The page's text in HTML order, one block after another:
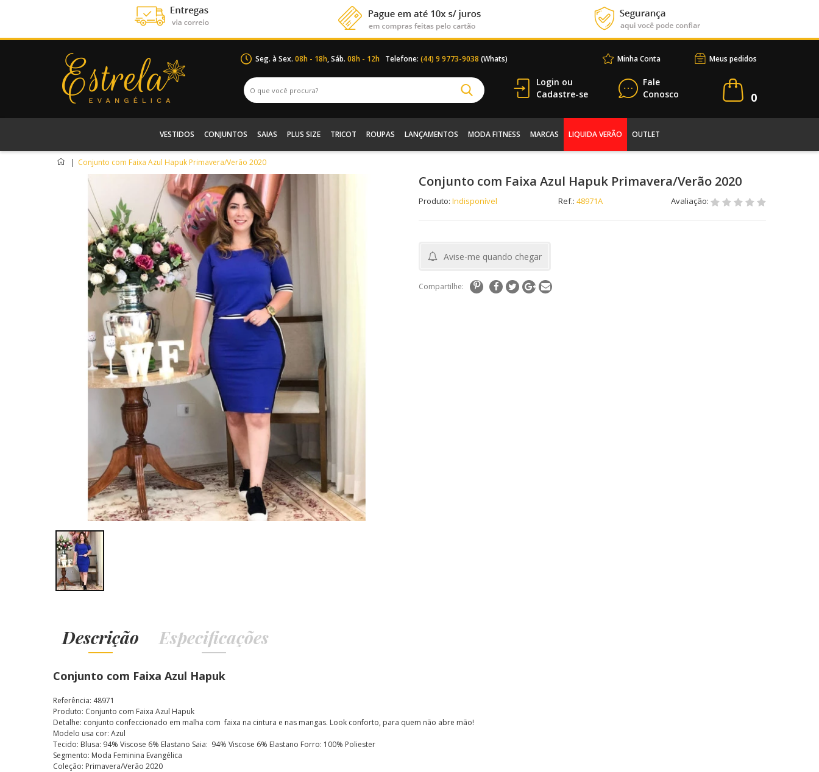
Seg. à Sex. 08h - 18h, Sáb. 08h - 12h Telefone: (44) 9 9773-9038 (Whats) Meus pedidos
Minha Conta
Login ou
Cadastre-se
Fale
Conosco
0
VESTIDOS CONJUNTOS SAIAS PLUS SIZE TRICOT ROUPAS LANÇAMENTOS MODA FITNESS MARCAS LIQUIDA VERÃO OUTLET
| Conjunto com Faixa Azul Hapuk Primavera/Verão 2020
Conjunto com Faixa Azul Hapuk Primavera/Verão 2020
Produto: Indisponível Ref.: 48971A Avaliação:
Avise-me quando chegar
Compartilhe:
Descrição
Conjunto com Faixa Azul Hapuk
Referência: 48971
Produto: Conjunto com Faixa Azul Hapuk
Detalhe: conjunto confeccionado em malha com faixa na cintura e nas mangas. Look conforto, para quem não abre mão!
Modelo usa cor: Azul
Tecido: Blusa: 94% Viscose 6% Elastano Saia: 94% Viscose 6% Elastano Forro: 100% Poliester
Segmento: Moda Feminina Evangélica
Coleção: Primavera/Verão 2020
Especificações